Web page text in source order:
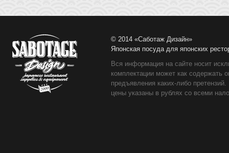
© 2014 «Саботаж Дизайн»
Японская посуда для японских
Вся информация на сайте носит
комплектации может как содержать
предъявления каких-либо
цены указаны в рублях со всеми